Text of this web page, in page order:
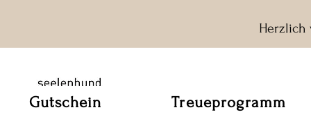
Herzlich
Gutschein Treueprogramm